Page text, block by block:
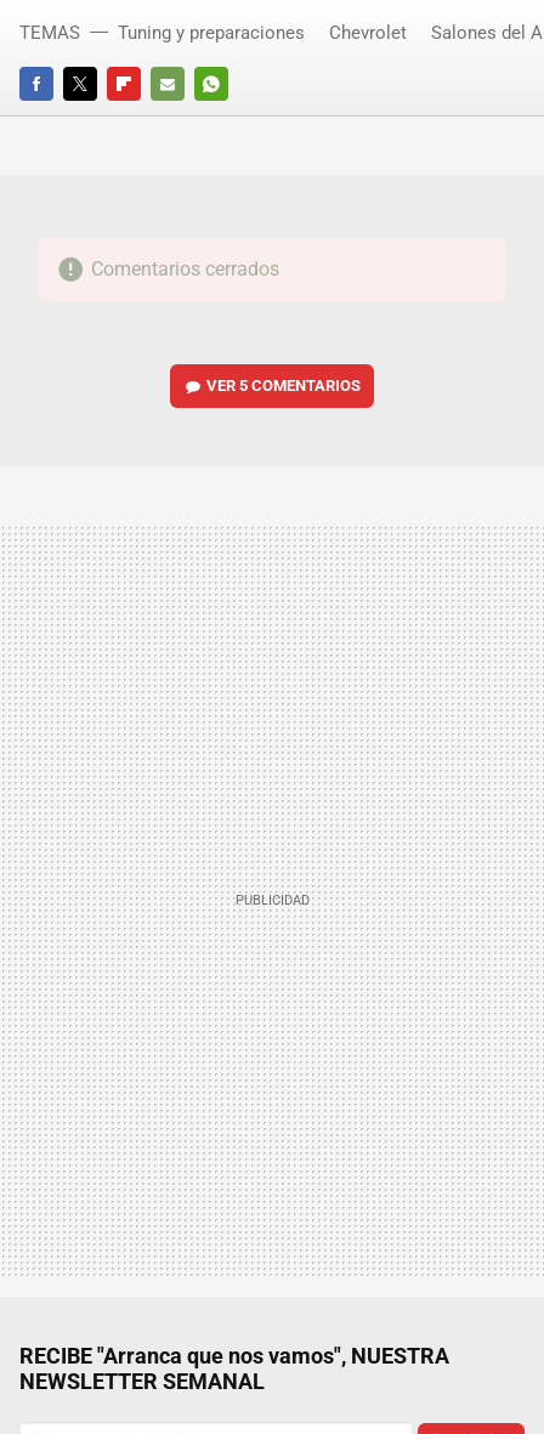
FACEBOOKTWITTERFLIPBOARD
E-
WHATSAPP
TEMAS Tuning y preparaciones Chevrolet Salones del
Comentarios cerrados
VER5 COMENTARIOS
RECIBE "Arranca que nos vamos", NUESTRA
NEWSLETTER SEMANAL